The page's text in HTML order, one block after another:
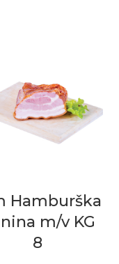
Hamburška
m/v KG
8